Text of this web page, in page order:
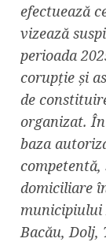
efectuează
vizează
perioada
corupție și
de
organizat.
baza
domiciliare
municipiului
Bacău, Dolj,